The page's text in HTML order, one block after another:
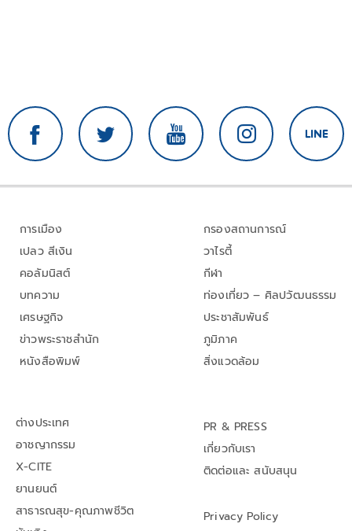
การเมือง
เปลว สีเงิน
คอลัมนิสต์
บทความ
เศรษฐกิจ
ข่าวพระราชสำนัก
หนังสือพิมพ์
กรองสถานการณ์
วาไรตี้
กีฬา
ท่องเที่ยว – ศิลปวัฒนธรรม
ประชาสัมพันธ์
ภูมิภาค
สิ่งแวดล้อม
ต่างประเทศ
อาชญากรรม
X-CITE
ยานยนต์
สาธารณสุข-คุณภาพชีวิต
PR & PRESS
เกี่ยวกับเรา
ติดต่อและ สนับสนุน
Privacy Policy